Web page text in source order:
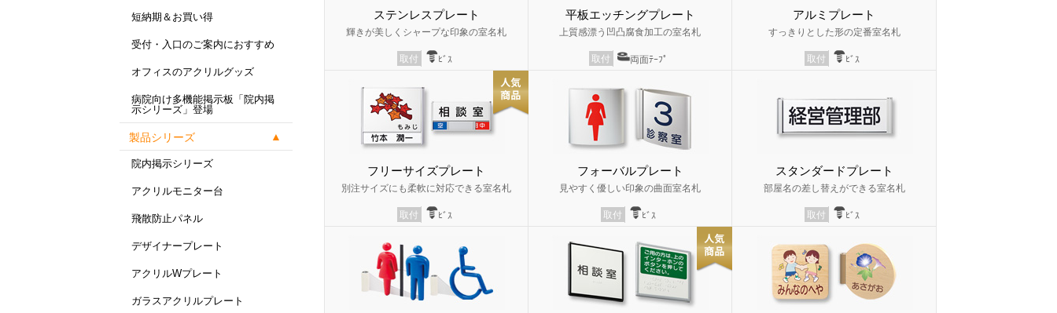
短納期＆お買い得
受付・入口のご案内におすすめ
オフィスのアクリルグッズ
病院向け多機能掲示板「院内掲
示シリーズ」登場
製品シリーズ
院内掲示シリーズ
アクリルモニター台
飛散防止パネル
デザイナープレート
アクリルWプレート
ガラスアクリルプレート
ステンレスプレート
輝きが美しくシャープな印象の室名札
取付 ﾋﾞｽ
平板エッチングプレート
上質感漂う凹凸腐食加工の室名札
取付 両面ﾃｰﾌﾟ
アルミプレート
すっきりとした形の定番室名札
取付 ﾋﾞｽ
フリーサイズプレート
別注サイズにも柔軟に対応できる室名札
取付 ﾋﾞｽ
フォーバルプレート
見やすく優しい印象の曲面室名札
取付 ﾋﾞｽ
スタンダードプレート
部屋名の差し替えができる室名札
取付 ﾋﾞｽ